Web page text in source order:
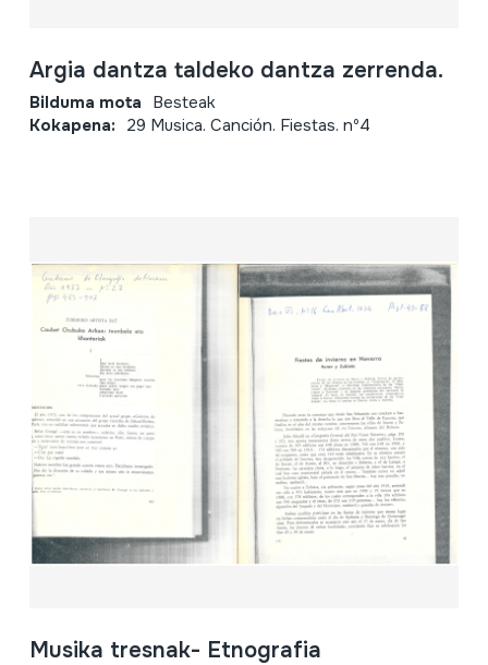
Argia dantza taldeko dantza zerrenda.
Bilduma mota Besteak
Kokapena: 29 Musica. Canción. Fiestas. nº4
Musika tresnak- Etnografia